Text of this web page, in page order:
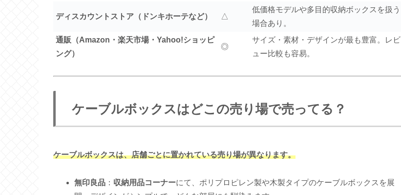
ディスカウントストア（ドンキホーテなど） △
低価格モデルや多目的収納ボックスを扱う
場合あり。
通販（Amazon・楽天市場・Yahoo!ショッピ
ング）
◎
サイズ・素材・デザインが最も豊富。レビ
ュー比較も容易。
ケーブルボックスはどこの売り場で売ってる？
ケーブルボックスは、店舗ごとに置かれている売り場が異なります。
無印良品 ： 収納用品コーナーにて、ポリプロピレン製や木製タイプのケーブルボックスを展